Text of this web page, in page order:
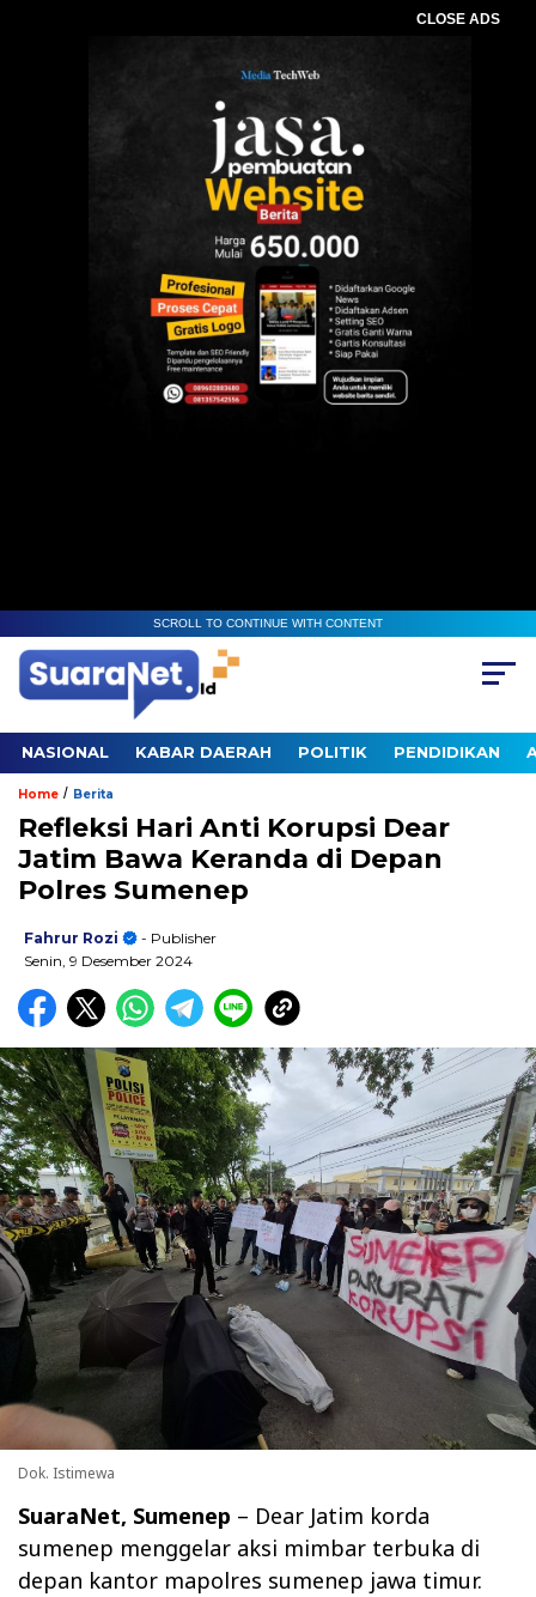
CLOSE ADS
SCROLL TO CONTINUE WITH CONTENT
NASIONAL KABAR DAERAH POLITIK PENDIDIKAN
Home / Berita
Refleksi Hari Anti Korupsi Dear
Jatim Bawa Keranda di Depan
Polres Sumenep
Fahrur Rozi
- Publisher
Senin, 9 Desember 2024
Dok. Istimewa
SuaraNet, Sumenep – Dear Jatim korda
sumenep menggelar aksi mimbar terbuka di
depan kantor mapolres sumenep jawa timur.